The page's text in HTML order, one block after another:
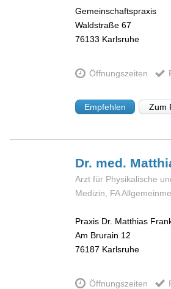
Gemeinschaftspraxis
Waldstraße 67
76133 Karlsruhe
Öffnungszeiten
Empfehlen Zum
Dr. med.
Arzt für Physikalische
Medizin, FA
Praxis Dr. Matthias
Am Brurain 12
76187 Karlsruhe
Öffnungszeiten